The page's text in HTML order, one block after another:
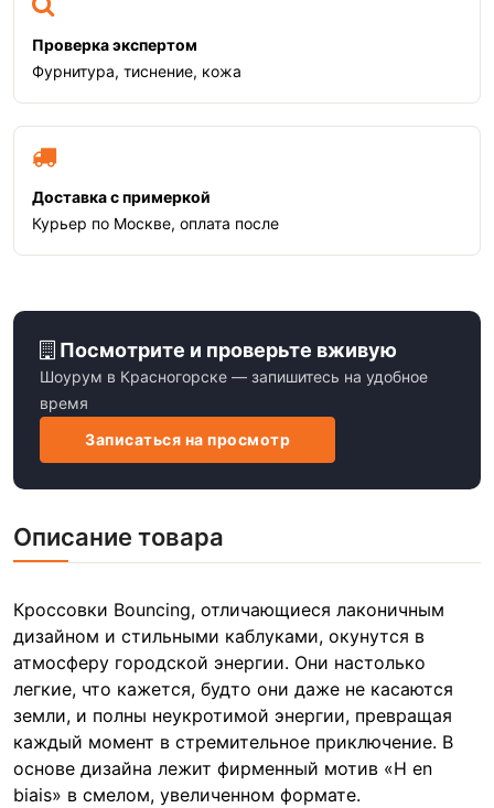
Проверка экспертом
Фурнитура, тиснение, кожа
Доставка с примеркой
Курьер по Москве, оплата после
Посмотрите и проверьте вживую
Шоурум в Красногорске — запишитесь на удобное
время
Записаться на просмотр
Описание товара
Кроссовки Bouncing, отличающиеся лаконичным
дизайном и стильными каблуками, окунутся в
атмосферу городской энергии. Они настолько
легкие, что кажется, будто они даже не касаются
земли, и полны неукротимой энергии, превращая
каждый момент в стремительное приключение. В
основе дизайна лежит фирменный мотив «H en
biais» в смелом, увеличенном формате.